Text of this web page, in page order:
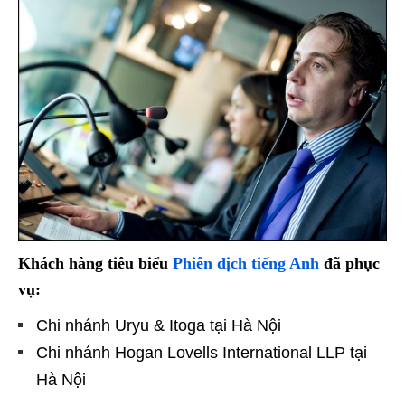
Khách hàng tiêu biểu Phiên dịch tiếng Anh đã phục
vụ:
Chi nhánh Uryu & Itoga tại Hà Nội
Chi nhánh Hogan Lovells International LLP tại
Hà Nội